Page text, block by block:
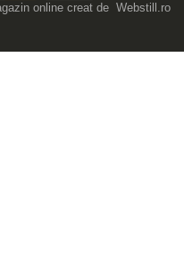
online creat de Webstill.ro